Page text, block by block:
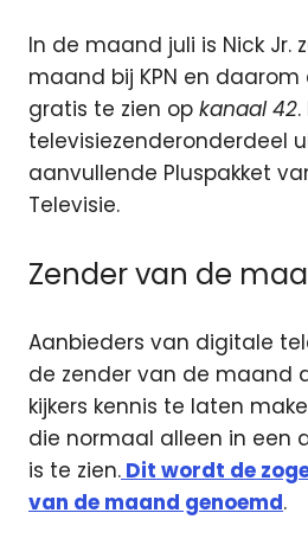
In de maand juli is Nick Jr.
maand bij KPN en
gratis te zien op kanaal 42.
televisiezenderonderdeel
aanvullende Pluspakket
Televisie.
Zender van de
Aanbieders van digitale
de zender van de maand
kijkers kennis te laten
die normaal alleen in een
is te zien. Dit wordt de
van de maand genoemd.